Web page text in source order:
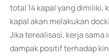
total 14 kapal yang dimiliki,
kapal akan melakukan
Jika terealisasi, kerja
dampak positif terhadap